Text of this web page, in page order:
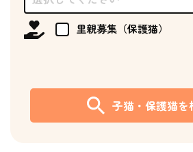
里親募集（保護猫）
子猫・保護猫を